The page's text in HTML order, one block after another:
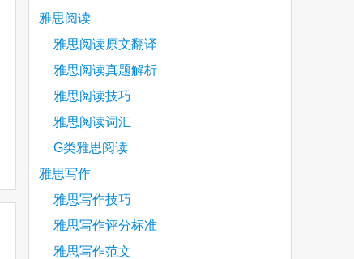
雅思阅读
雅思阅读原文翻译
雅思阅读真题解析
雅思阅读技巧
雅思阅读词汇
G类雅思阅读
雅思写作
雅思写作技巧
雅思写作评分标准
雅思写作范文